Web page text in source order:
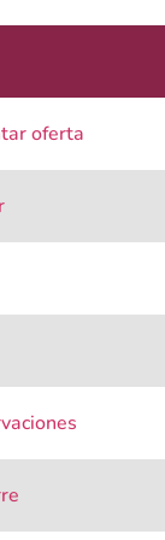
oferta